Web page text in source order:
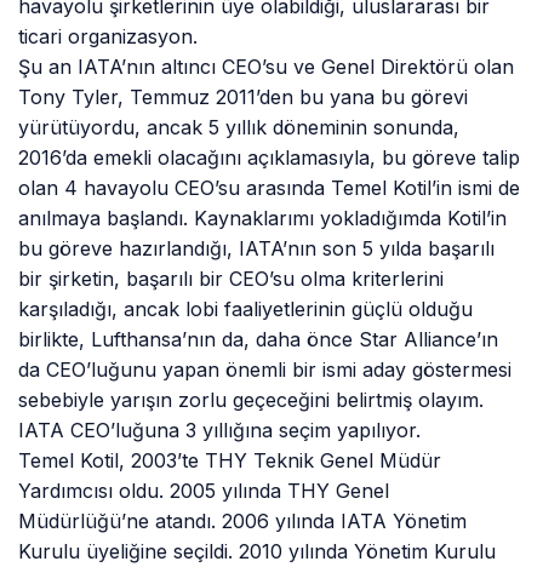
havayolu şirketlerinin üye olabildiği, uluslararası bir
ticari organizasyon.
Şu an IATA’nın altıncı CEO’su ve Genel Direktörü olan
Tony Tyler, Temmuz 2011’den bu yana bu görevi
yürütüyordu, ancak 5 yıllık döneminin sonunda,
2016’da emekli olacağını açıklamasıyla, bu göreve talip
olan 4 havayolu CEO’su arasında Temel Kotil’in ismi de
anılmaya başlandı. Kaynaklarımı yokladığımda Kotil’in
bu göreve hazırlandığı, IATA’nın son 5 yılda başarılı
bir şirketin, başarılı bir CEO’su olma kriterlerini
karşıladığı, ancak lobi faaliyetlerinin güçlü olduğu
birlikte, Lufthansa’nın da, daha önce Star Alliance’ın
da CEO’luğunu yapan önemli bir ismi aday göstermesi
sebebiyle yarışın zorlu geçeceğini belirtmiş olayım.
IATA CEO’luğuna 3 yıllığına seçim yapılıyor.
Temel Kotil, 2003’te THY Teknik Genel Müdür
Yardımcısı oldu. 2005 yılında THY Genel
Müdürlüğü’ne atandı. 2006 yılında IATA Yönetim
Kurulu üyeliğine seçildi. 2010 yılında Yönetim Kurulu